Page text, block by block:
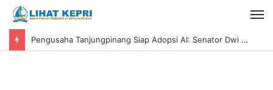
Pengusaha Tanjungpinang Siap Adopsi AI: Senator Dwi Ajeng Sekar Respaty Dorong UMKM Tingkatkan Daya Saing Melalui AIM ASEAN